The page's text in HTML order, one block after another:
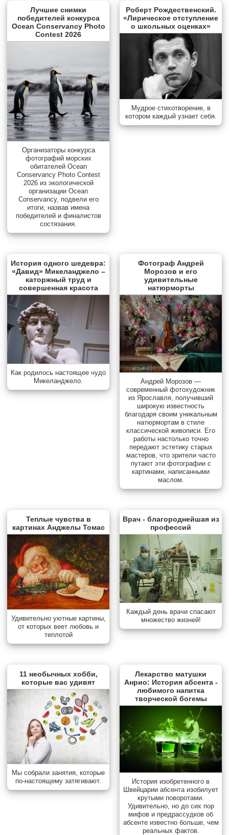
Лучшие снимки
победителей конкурса
Ocean Conservancy Photo
Contest 2026
Организаторы конкурса
фотографий морских
обитателей Ocean
Conservancy Photo Contest
2026 из экологической
организации Ocean
Conservancy, подвели его
итоги, назвав имена
победителей и финалистов
состязания.
Роберт Рождественский.
«Лирическое отступление
о школьных оценках»
Мудрое стихотворение, в
котором каждый узнает себя.
История одного шедевра:
«Давид» Микеланджело –
каторжный труд и
совершенная красота
Как родилось настоящее чудо
Микеланджело.
Фотограф Андрей
Морозов и его
удивительные
натюрморты
Андрей Морозов —
современный фотохудожник
из Ярославля, получивший
широкую известность
благодаря своим уникальным
натюрмортам в стиле
классической живописи. Его
работы настолько точно
передают эстетику старых
мастеров, что зрители часто
путают эти фотографии с
картинами, написанными
маслом.
Теплые чувства в
картинах Анджелы Томас
Удивительно уютные картины,
от которых веет любовь и
теплотой
Врач - благороднейшая из
профессий
Каждый день врачи спасают
множество жизней!
11 необычных хобби,
которые вас удивят
Мы собрали занятия, которые
по-настоящему затягивают.
Лекарство матушки
Анрио: История абсента -
любимого напитка
творческой богемы
История изобретенного в
Швейцарии абсента изобилует
крутыми поворотами.
Удивительно, но до сих пор
мифов и предрассудков об
абсенте известно больше, чем
реальных фактов.